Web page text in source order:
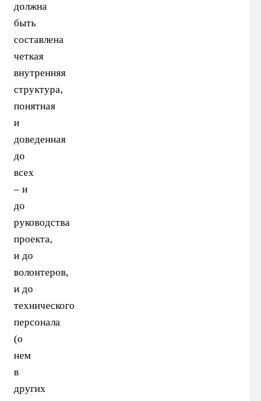
должна
быть
составлена
четкая
внутренняя
структура,
понятная
и
доведенная
до
всех
– и
до
руководства
проекта,
и до
волонтеров,
и до
технического
персонала
(о
нем
в
других